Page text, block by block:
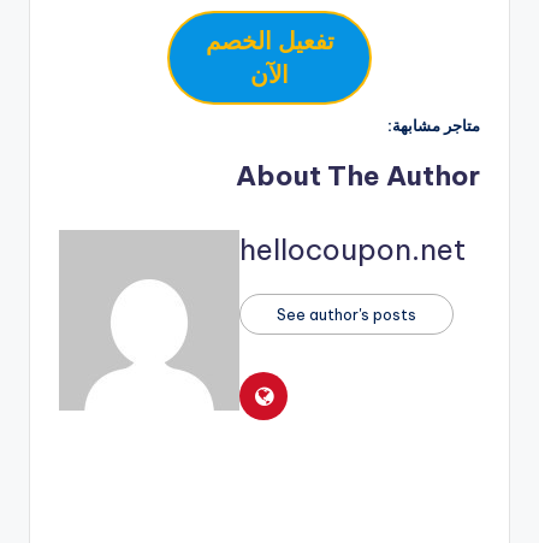
تفعيل الخصم
الآن
متاجر مشابهة:
About The Author
hellocoupon.net
See author's posts